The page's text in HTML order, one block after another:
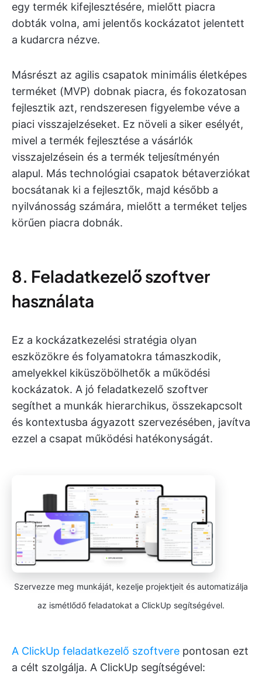
egy termék kifejlesztésére, mielőtt piacra
dobták volna, ami jelentős kockázatot jelentett
a kudarcra nézve.
Másrészt az agilis csapatok minimális életképes
terméket (MVP) dobnak piacra, és fokozatosan
fejlesztik azt, rendszeresen figyelembe véve a
piaci visszajelzéseket. Ez növeli a siker esélyét,
mivel a termék fejlesztése a vásárlók
visszajelzésein és a termék teljesítményén
alapul. Más technológiai csapatok bétaverziókat
bocsátanak ki a fejlesztők, majd később a
nyilvánosság számára, mielőtt a terméket teljes
körűen piacra dobnák.
8. Feladatkezelő szoftver
használata
Ez a kockázatkezelési stratégia olyan
eszközökre és folyamatokra támaszkodik,
amelyekkel kiküszöbölhetők a működési
kockázatok. A jó feladatkezelő szoftver
segíthet a munkák hierarchikus, összekapcsolt
és kontextusba ágyazott szervezésében, javítva
ezzel a csapat működési hatékonyságát.
Szervezze meg munkáját, kezelje projektjeit és automatizálja
az ismétlődő feladatokat a ClickUp segítségével.
A ClickUp feladatkezelő szoftvere pontosan ezt
a célt szolgálja. A ClickUp segítségével: